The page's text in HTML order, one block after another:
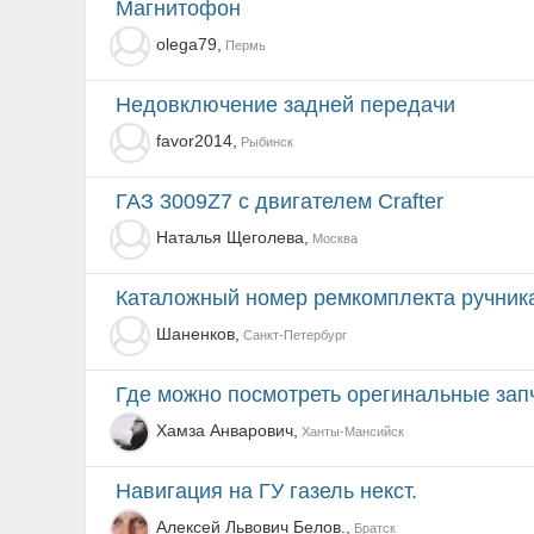
Магнитофон
olega79, Пермь
Недовключение задней передачи
favor2014, Рыбинск
ГАЗ 3009Z7 с двигателем Crafter
Наталья Щеголева, Москва
каталожный номер ремкомплекта
Шаненков, Санкт-Петербург
где можно посмотреть орегинальные
Хамза Анварович, Ханты-Мансийск
Навигация на ГУ газель некст.
Алексей Львович Белов., Братск